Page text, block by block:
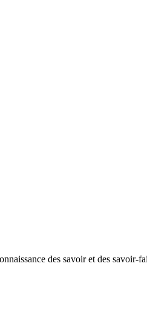
des savoir et des savoir-